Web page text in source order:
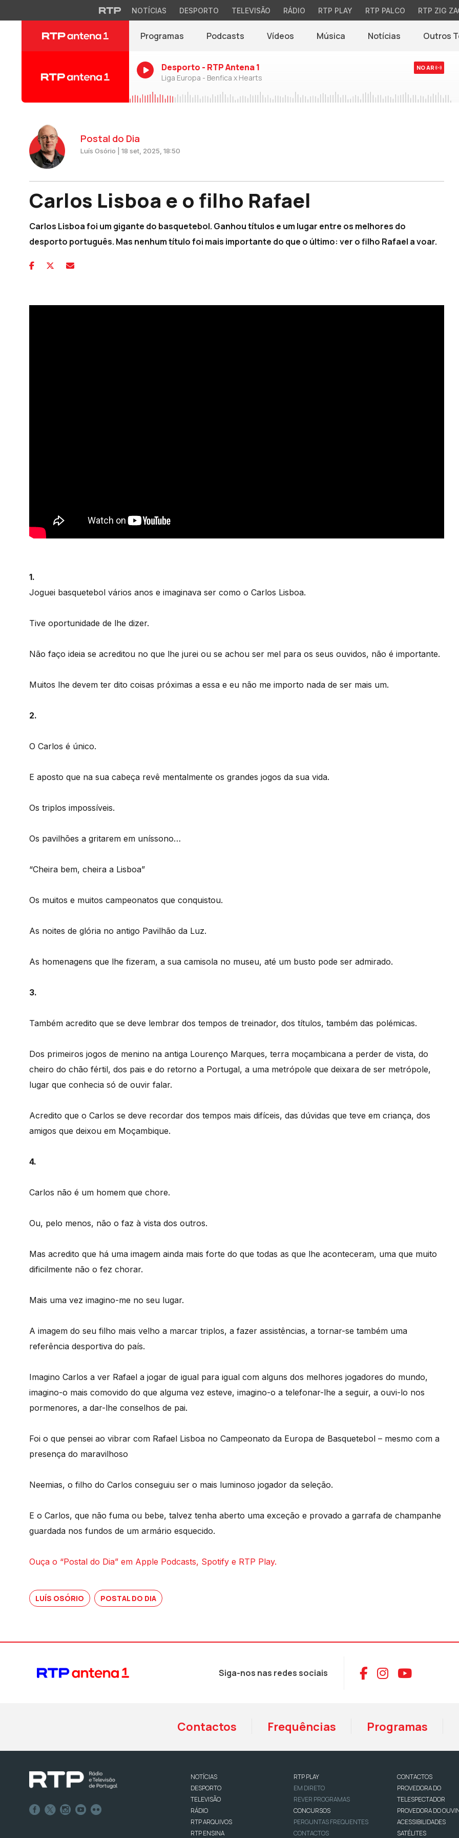
NOTÍCIAS DESPORTO TELEVISÃO RÁDIO RTP PLAY RTP PALCO RTP ZIG
Programas Podcasts Vídeos Música Notícias(abre em nova
Outros
Desporto - RTP Antena 1
Liga Europa - Benfica x Hearts
NO AR
Postal do Dia
Luís Osório | 18 set, 2025, 18:50
Carlos Lisboa e o filho Rafael
Carlos Lisboa foi um gigante do basquetebol. Ganhou títulos e um lugar entre os melhores do
desporto português. Mas nenhum título foi mais importante do que o último: ver o filho Rafael a voar.
1.
Joguei basquetebol vários anos e imaginava ser como o Carlos Lisboa.
Tive oportunidade de lhe dizer.
Não faço ideia se acreditou no que lhe jurei ou se achou ser mel para os seus ouvidos, não é importante.
Muitos lhe devem ter dito coisas próximas a essa e eu não me importo nada de ser mais um.
2.
O Carlos é único.
E aposto que na sua cabeça revê mentalmente os grandes jogos da sua vida.
Os triplos impossíveis.
Os pavilhões a gritarem em uníssono…
“Cheira bem, cheira a Lisboa”
Os muitos e muitos campeonatos que conquistou.
As noites de glória no antigo Pavilhão da Luz.
As homenagens que lhe fizeram, a sua camisola no museu, até um busto pode ser admirado.
3.
Também acredito que se deve lembrar dos tempos de treinador, dos títulos, também das polémicas.
Dos primeiros jogos de menino na antiga Lourenço Marques, terra moçambicana a perder de vista, do
cheiro do chão fértil, dos pais e do retorno a Portugal, a uma metrópole que deixara de ser metrópole,
lugar que conhecia só de ouvir falar.
Acredito que o Carlos se deve recordar dos tempos mais difíceis, das dúvidas que teve em criança, dos
amigos que deixou em Moçambique.
4.
Carlos não é um homem que chore.
Ou, pelo menos, não o faz à vista dos outros.
Mas acredito que há uma imagem ainda mais forte do que todas as que lhe aconteceram, uma que muito
dificilmente não o fez chorar.
Mais uma vez imagino-me no seu lugar.
A imagem do seu filho mais velho a marcar triplos, a fazer assistências, a tornar-se também uma
referência desportiva do país.
Imagino Carlos a ver Rafael a jogar de igual para igual com alguns dos melhores jogadores do mundo,
imagino-o mais comovido do que alguma vez esteve, imagino-o a telefonar-lhe a seguir, a ouvi-lo nos
pormenores, a dar-lhe conselhos de pai.
Foi o que pensei ao vibrar com Rafael Lisboa no Campeonato da Europa de Basquetebol – mesmo com a
presença do maravilhoso
Neemias, o filho do Carlos conseguiu ser o mais luminoso jogador da seleção.
E o Carlos, que não fuma ou bebe, talvez tenha aberto uma exceção e provado a garrafa de champanhe
guardada nos fundos de um armário esquecido.
Ouça o “Postal do Dia” em Apple Podcasts, Spotify e RTP Play.
LUÍS OSÓRIO POSTAL DO DIA
Siga-nos nas redes sociais Aceder ao
Aceder ao
Aceder
Contactos Frequências Programas
NOTÍCIAS
DESPORTO
TELEVISÃO
RÁDIO
RTP ARQUIVOS
RTP ENSINA
RTP PLAY
EM DIRETO
REVER PROGRAMAS
CONCURSOS
PERGUNTAS FREQUENTES
CONTACTOS
CONTACTOS
PROVEDORA DO
TELESPECTADOR
PROVEDORA DO
ACESSIBILIDADES
SATÉLITES